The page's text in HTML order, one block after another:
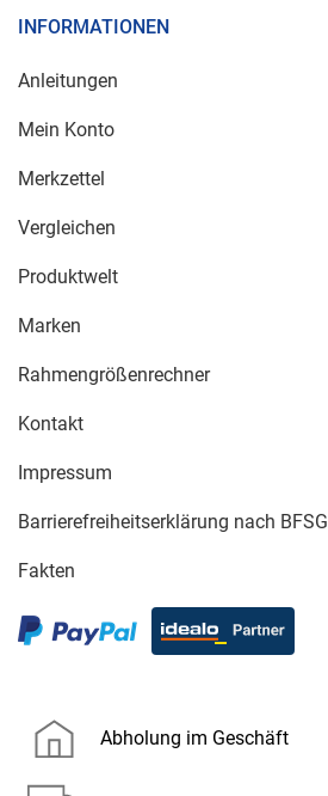
INFORMATIONEN
Anleitungen
Mein Konto
Merkzettel
Vergleichen
Produktwelt
Marken
Rahmengrößenrechner
Kontakt
Impressum
Barrierefreiheitserklärung nach BFSG
Fakten
Abholung im Geschäft